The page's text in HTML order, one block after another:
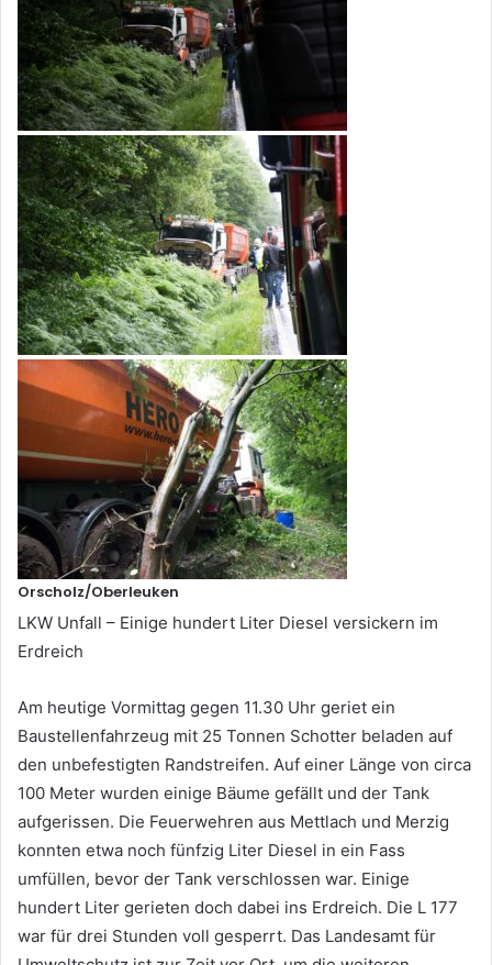
Orscholz/Oberleuken
LKW Unfall – Einige hundert Liter Diesel versickern im
Erdreich
Am heutige Vormittag gegen 11.30 Uhr geriet ein
Baustellenfahrzeug mit 25 Tonnen Schotter beladen auf
den unbefestigten Randstreifen. Auf einer Länge von circa
100 Meter wurden einige Bäume gefällt und der Tank
aufgerissen. Die Feuerwehren aus Mettlach und Merzig
konnten etwa noch fünfzig Liter Diesel in ein Fass
umfüllen, bevor der Tank verschlossen war. Einige
hundert Liter gerieten doch dabei ins Erdreich. Die L 177
war für drei Stunden voll gesperrt. Das Landesamt für